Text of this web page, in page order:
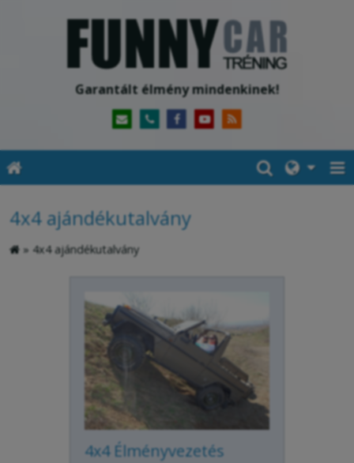
Garantált élmény mindenkinek!
4x4 ajándékutalvány
» 4x4 ajándékutalvány
4x4 Élményvezetés